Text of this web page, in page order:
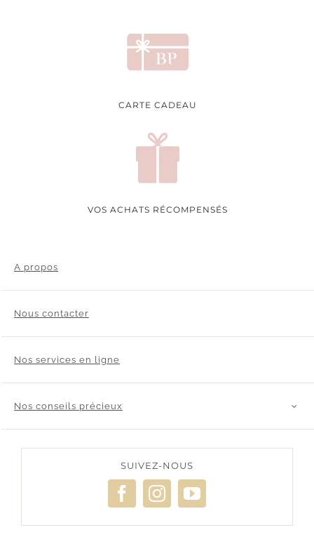
CARTE CADEAU
VOS ACHATS RÉCOMPENSÉS
A propos
Nous contacter
Nos services en ligne
Nos conseils précieux
SUIVEZ-NOUS